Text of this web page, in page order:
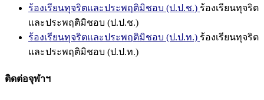
ร้องเรียนทุจริตและประพฤติมิชอบ (ป.ป.ช.) ร้องเรียนทุจริต
และประพฤติมิชอบ (ป.ป.ช.)
ร้องเรียนทุจริตและประพฤติมิชอบ (ป.ป.ท.) ร้องเรียนทุจริต
และประพฤติมิชอบ (ป.ป.ท.)
ติดต่อจุฬาฯ